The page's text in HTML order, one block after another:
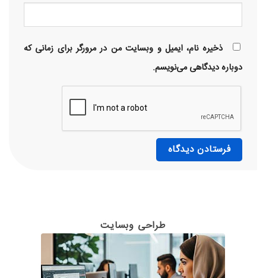
ذخیره نام، ایمیل و وبسایت من در مرورگر برای زمانی که
دوباره دیدگاهی می‌نویسم.
طراحی وبسایت